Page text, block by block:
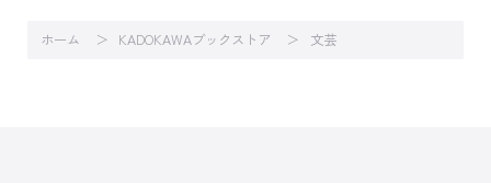
ホーム KADOKAWAブックストア 文芸